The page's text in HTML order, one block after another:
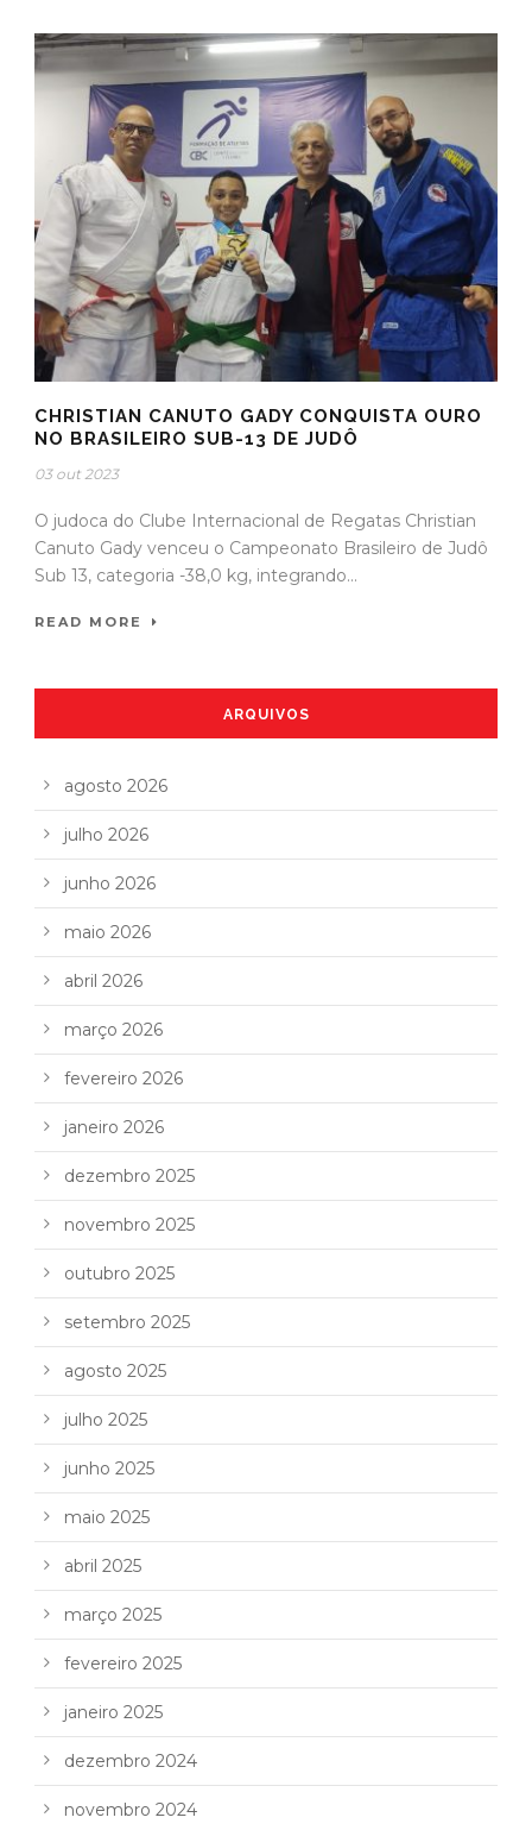
CHRISTIAN CANUTO GADY CONQUISTA OURO
NO BRASILEIRO SUB-13 DE JUDÔ
03 out 2023
O judoca do Clube Internacional de Regatas Christian
Canuto Gady venceu o Campeonato Brasileiro de Judô
Sub 13, categoria -38,0 kg, integrando...
READ MORE
ARQUIVOS
agosto 2026
julho 2026
junho 2026
maio 2026
abril 2026
março 2026
fevereiro 2026
janeiro 2026
dezembro 2025
novembro 2025
outubro 2025
setembro 2025
agosto 2025
julho 2025
junho 2025
maio 2025
abril 2025
março 2025
fevereiro 2025
janeiro 2025
dezembro 2024
novembro 2024